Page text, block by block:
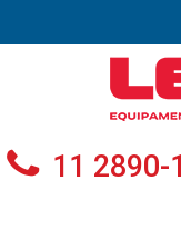
11 2890-